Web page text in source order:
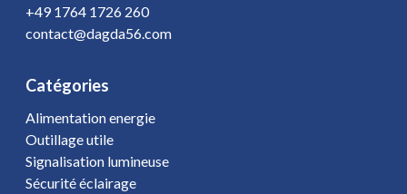
+49 1764 1726 260
contact@dagda56.com
Catégories
Alimentation energie
Outillage utile
Signalisation lumineuse
Sécurité éclairage